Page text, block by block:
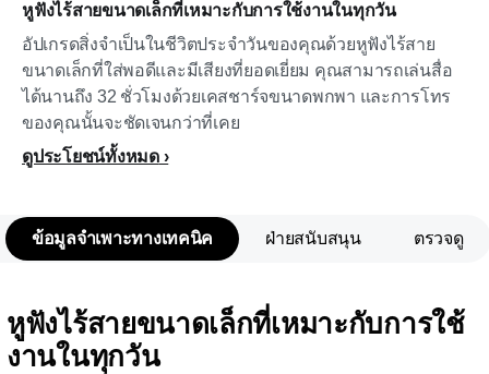
หูฟังไร้สายขนาดเล็กที่เหมาะกับการใช้งานในทุกวัน
อัปเกรดสิ่งจำเป็นในชีวิตประจำวันของคุณด้วยหูฟังไร้สาย
ขนาดเล็กที่ใส่พอดีและมีเสียงที่ยอดเยี่ยม คุณสามารถเล่นสื่อ
ได้นานถึง 32 ชั่วโมงด้วยเคสชาร์จขนาดพกพา และการโทร
ของคุณนั้นจะชัดเจนกว่าที่เคย
ดูประโยชน์ทั้งหมด
ข้อมูลจำเพาะทางเทคนิค ฝ่ายสนับสนุน ตรวจดู
หูฟังไร้สายขนาดเล็กที่เหมาะกับการใช้
งานในทุกวัน